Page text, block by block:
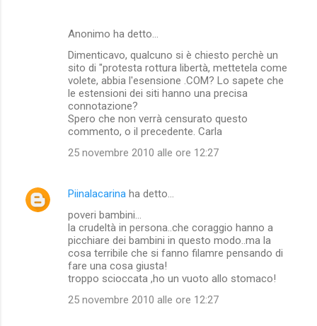
Anonimo ha detto…
Dimenticavo, qualcuno si è chiesto perchè un
sito di "protesta rottura libertà, mettetela come
volete, abbia l'esensione .COM? Lo sapete che
le estensioni dei siti hanno una precisa
connotazione?
Spero che non verrà censurato questo
commento, o il precedente. Carla
25 novembre 2010 alle ore 12:27
Piinalacarina ha detto…
poveri bambini...
la crudeltà in persona..che coraggio hanno a
picchiare dei bambini in questo modo..ma la
cosa terribile che si fanno filamre pensando di
fare una cosa giusta!
troppo scioccata ,ho un vuoto allo stomaco!
25 novembre 2010 alle ore 12:27